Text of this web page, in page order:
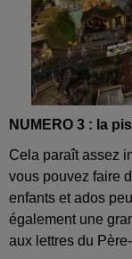
NUMERO 3 : la
Cela paraît assez
vous pouvez faire
enfants et ados
également une
aux lettres du